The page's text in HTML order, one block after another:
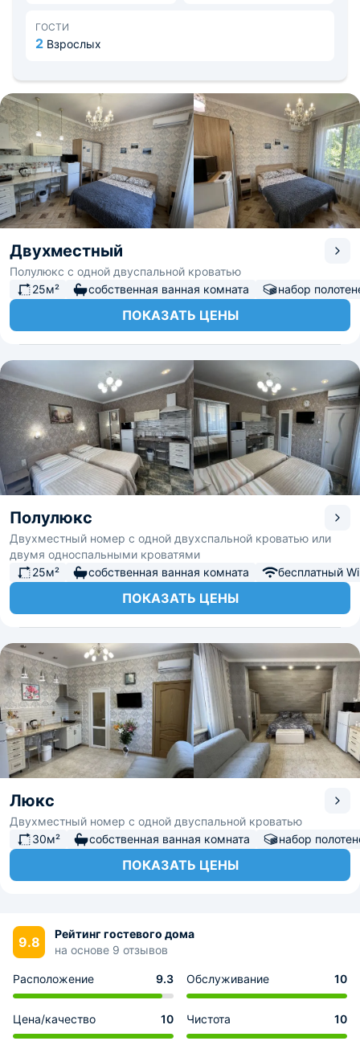
ГОСТИ
2 Взрослых
Двухместный
Полулюкс с одной двуспальной кроватью
25м²
собственная ванная комната набор
ПОКАЗАТЬ ЦЕНЫ
Полулюкс
Двухместный номер с одной двухспальной кроватью или
двумя односпальными кроватями
25м²
собственная ванная комната бесплатный
ПОКАЗАТЬ ЦЕНЫ
Люкс
Двухместный номер с одной двуспальной кроватью
30м²
собственная ванная комната набор
ПОКАЗАТЬ ЦЕНЫ
9.8
Рейтинг гостевого дома
на основе 9 отзывов
Расположение 9.3 Обслуживание 10
Цена/качество 10 Чистота 10